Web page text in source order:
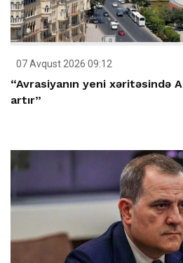
07 Avqust 2026 09:12
“Avrasiyanın yeni xəritəsində
artır”